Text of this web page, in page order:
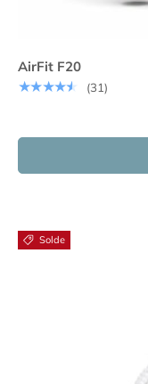
AirFit F20
★★★★★
(31)
Solde